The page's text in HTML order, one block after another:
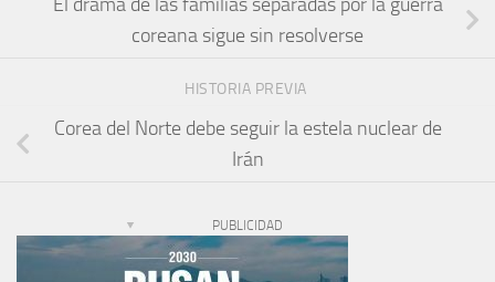
coreana sigue sin resolverse
HISTORIA PREVIA
Corea del Norte debe seguir la estela nuclear de
Irán
PUBLICIDAD